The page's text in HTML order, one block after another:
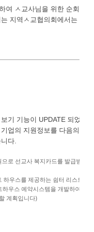
여 ㅅ교사님을 위한 순회건
지역ㅅ교협의회에서는
보기 기능이 UPDATE 되었습
기업의 지원정보를 다음의
다
으로 선교사 복지카드를 발급받은
하우스를 제공하는 쉼터 리스트입
하우스 예약시스템을 개발하여
할계획입니다)